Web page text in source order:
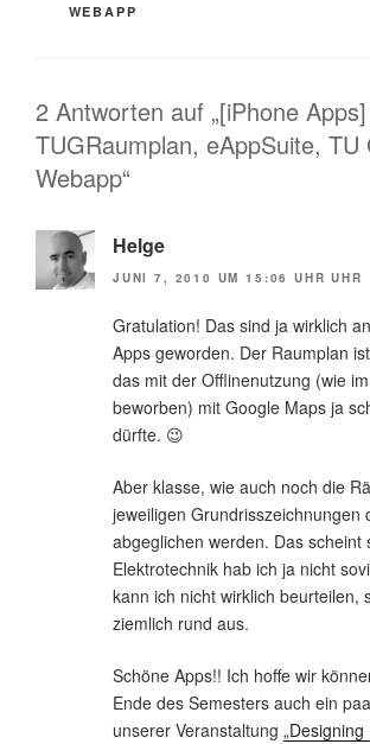
WEBAPP
2 Antworten auf „[iPhone Apps]
TUGRaumplan, eAppSuite, TU
Webapp“
Helge
JUNI 7, 2010 UM 15:06 UHR UHR
Gratulation! Das sind ja wirklich
Apps geworden. Der Raumplan
das mit der Offlinenutzung (wie
beworben) mit Google Maps ja
dürfte. 😉
Aber klasse, wie auch noch die
jeweiligen Grundrisszeichnungen
abgeglichen werden. Das scheint
Elektrotechnik hab ich ja nicht
kann ich nicht wirklich beurteilen,
ziemlich rund aus.
Schöne Apps!! Ich hoffe wir
Ende des Semesters auch ein
unserer Veranstaltung „Designing